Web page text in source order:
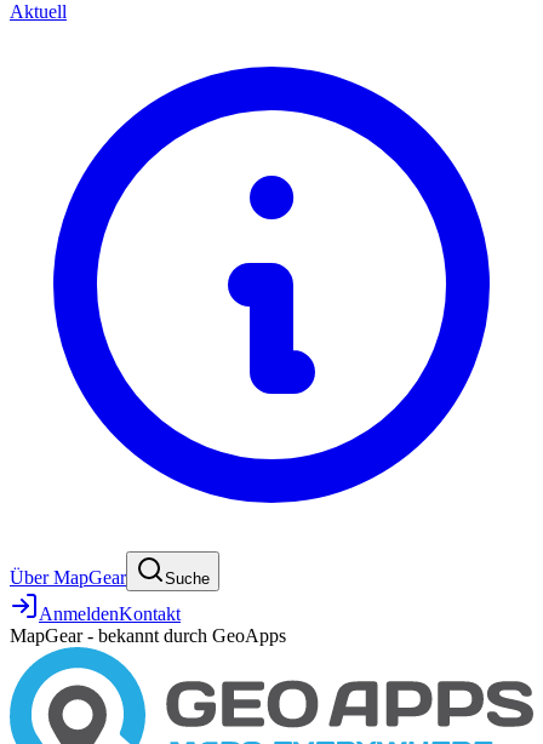
Aktuell
Über MapGear Suche
AnmeldenKontakt
MapGear - bekannt durch GeoApps